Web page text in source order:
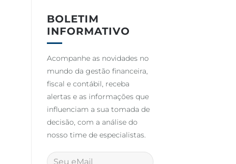
BOLETIM
INFORMATIVO
Acompanhe as novidades no
mundo da gestão financeira,
fiscal e contábil, receba
alertas e as informações que
influenciam a sua tomada de
decisão, com a análise do
nosso time de especialistas.